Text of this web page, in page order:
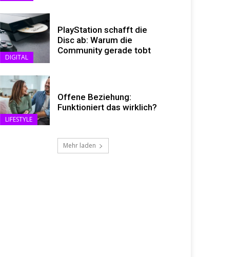
DIGITAL
PlayStation schafft die
Disc ab: Warum die
Community gerade tobt
LIFESTYLE
Offene Beziehung:
Funktioniert das wirklich?
Mehr laden